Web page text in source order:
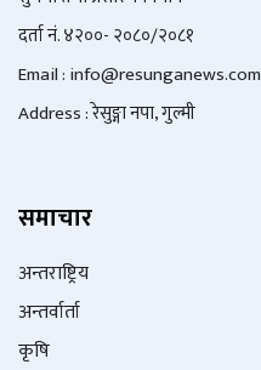
दर्ता नं. ४२००- २०८०/२०८१
Email : info@resunganews.com
Address : रेसुङ्गा नपा, गुल्मी
समाचार
अन्तराष्ट्रिय
अन्तर्वार्ता
कृषि